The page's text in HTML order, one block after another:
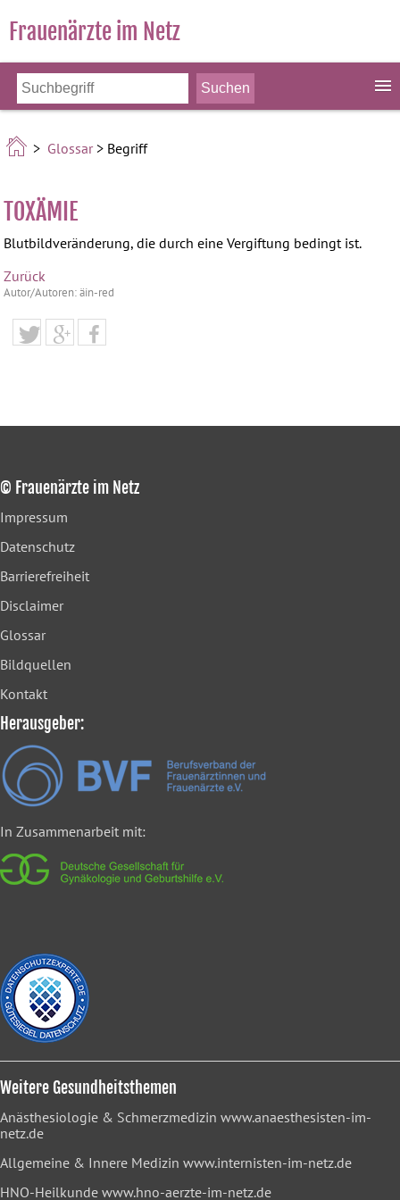
Frauenärzte im Netz
> Glossar> Begriff
TOXÄMIE
Blutbildveränderung, die durch eine Vergiftung bedingt ist.
Zurück
Autor/Autoren: äin-red
© Frauenärzte im Netz
Impressum
Datenschutz
Barrierefreiheit
Disclaimer
Glossar
Bildquellen
Kontakt
Herausgeber:
In Zusammenarbeit mit:
Weitere Gesundheitsthemen
Anästhesiologie & Schmerzmedizin www.anaesthesisten-im-
netz.de
Allgemeine & Innere Medizin www.internisten-im-netz.de
HNO-Heilkunde www.hno-aerzte-im-netz.de